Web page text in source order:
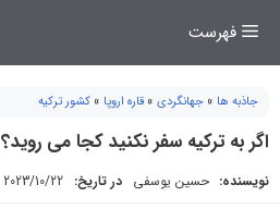
فهرست
جاذبه ها » جهانگردی » قاره اروپا » کشور ترکیه
اگر به ترکیه سفر نکنید کجا می روید؟
نویسنده: حسین یوسفی در تاریخ: 2023/10/22